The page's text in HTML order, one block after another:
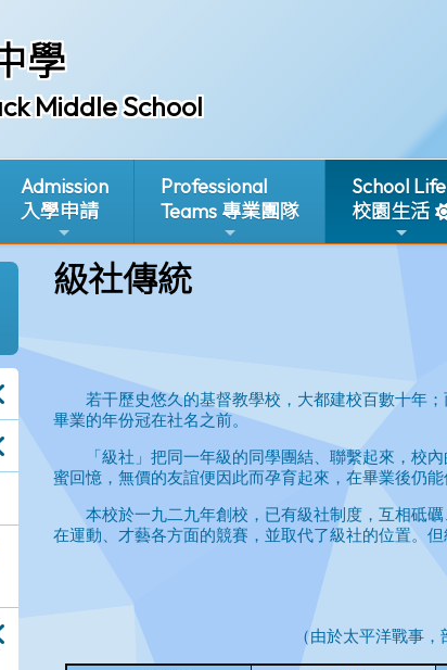
學
Middle School
Admission
入學申請
Professional
Teams 專業團隊
School Life
校園生活
級社傳統